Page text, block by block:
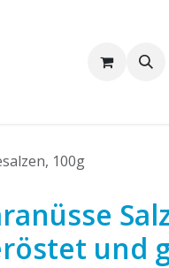
100g
und